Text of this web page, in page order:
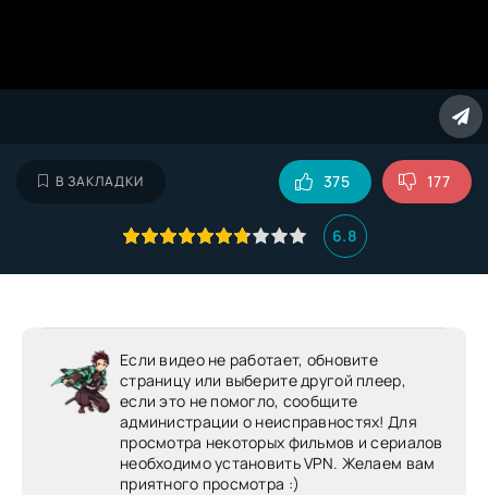
В ЗАКЛАДКИ
6.8
375 177
Если видео не работает, обновите
страницу или выберите другой плеер,
если это не помогло, сообщите
администрации о неисправностях! Для
просмотра некоторых фильмов и сериалов
необходимо установить VPN. Желаем вам
приятного просмотра :)